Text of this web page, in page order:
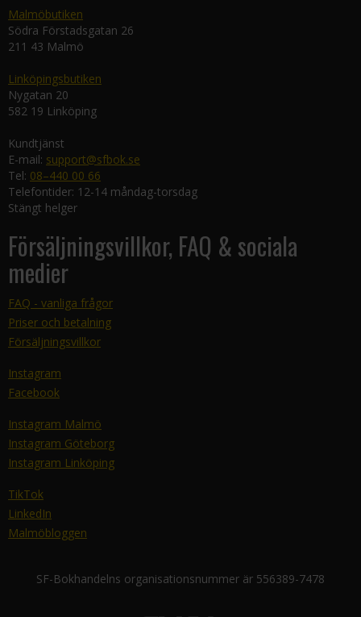
Malmöbutiken
Södra Förstadsgatan 26
211 43 Malmö
Linköpingsbutiken
Nygatan 20
582 19 Linköping
Kundtjänst
E-mail: support@sfbok.se
Tel: 08–440 00 66
Telefontider: 12-14 måndag-torsdag
Stängt helger
Försäljningsvillkor, FAQ & sociala
medier
FAQ - vanliga frågor
Priser och betalning
Försäljningsvillkor
Instagram
Facebook
Instagram Malmö
Instagram Göteborg
Instagram Linköping
TikTok
LinkedIn
Malmöbloggen
SF-Bokhandelns organisationsnummer är 556389-7478